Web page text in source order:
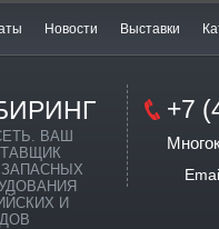
Новости Выставки
ВАШ
И
+7